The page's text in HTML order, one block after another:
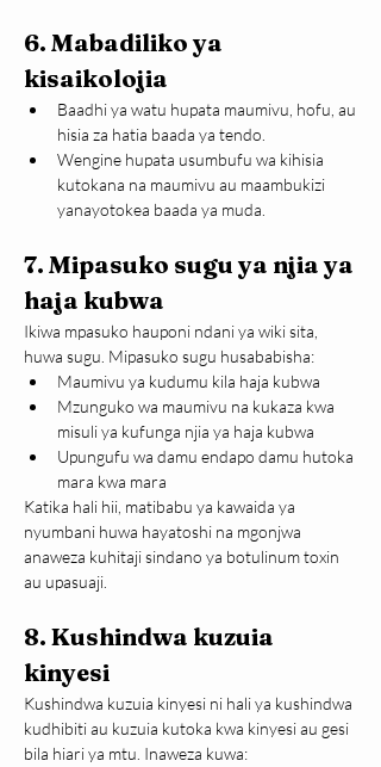
6. Mabadiliko ya
kisaikolojia
Baadhi ya watu hupata maumivu, hofu, au
hisia za hatia baada ya tendo.
Wengine hupata usumbufu wa kihisia
kutokana na maumivu au maambukizi
yanayotokea baada ya muda.
7. Mipasuko sugu ya njia ya
haja kubwa
Ikiwa mpasuko hauponi ndani ya wiki sita,
huwa sugu. Mipasuko sugu husababisha:
Maumivu ya kudumu kila haja kubwa
Mzunguko wa maumivu na kukaza kwa
misuli ya kufunga njia ya haja kubwa
Upungufu wa damu endapo damu hutoka
mara kwa mara
Katika hali hii, matibabu ya kawaida ya
nyumbani huwa hayatoshi na mgonjwa
anaweza kuhitaji sindano ya botulinum toxin
au upasuaji.
8. Kushindwa kuzuia
kinyesi
Kushindwa kuzuia kinyesi ni hali ya kushindwa
kudhibiti au kuzuia kutoka kwa kinyesi au gesi
bila hiari ya mtu. Inaweza kuwa: